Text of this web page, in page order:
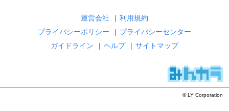
運営会社 | 利用規約
プライバシーポリシー
| プライバシーセンター
ガイドライン
| ヘルプ | サイトマップ
© LY Corporation